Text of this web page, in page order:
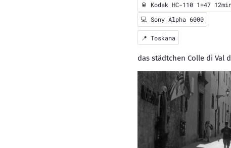
🥫 Kodak HC-110 1+47
💻 Sony Alpha 6000
📍 Toskana
das städtchen Colle di Val